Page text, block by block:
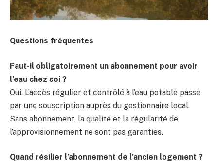
Questions fréquentes
Faut-il obligatoirement un abonnement pour avoir
l’eau chez soi ?
Oui. L’accès régulier et contrôlé à l’eau potable passe
par une souscription auprès du gestionnaire local.
Sans abonnement, la qualité et la régularité de
l’approvisionnement ne sont pas garanties.
Quand résilier l’abonnement de l’ancien logement ?